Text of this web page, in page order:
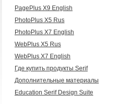
PagePlus X9 English
PhotoPlus X5 Rus
PhotoPlus X7 English
WebPlus X5 Rus
WebPlus X7 English
Где купить продукты Serif
Дополнительные материалы
Еducation Serif Design Suite